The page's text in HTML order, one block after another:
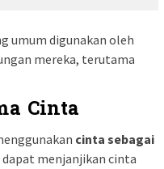
umum digunakan oleh
mereka, terutama
Cinta
cinta sebagai
dapat menjanjikan cinta